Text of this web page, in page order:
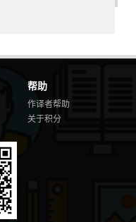
帮助
作译者帮助
关于积分